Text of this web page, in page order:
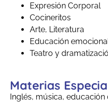
Expresión Corporal
Cocineritos
Arte, Literatura
Educación
Teatro y
Materias
Inglés, música,